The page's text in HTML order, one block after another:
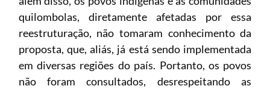
quilombolas, diretamente afetadas por essa
reestruturação, não tomaram conhecimento da
proposta, que, aliás, já está sendo implementada
em diversas regiões do país. Portanto, os povos
não foram consultados, desrespeitando as